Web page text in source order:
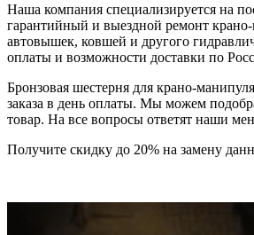
Наша компания специализируется на
гарантийный и выездной ремонт
автовышек, ковшей и другого
оплаты и возможности доставки по
Бронзовая шестерня для крано-
заказа в день оплаты. Мы можем
товар. На все вопросы ответят наши
Получите скидку до 20% на замену